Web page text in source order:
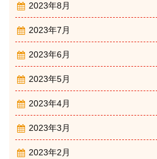
2023年8月
2023年7月
2023年6月
2023年5月
2023年4月
2023年3月
2023年2月